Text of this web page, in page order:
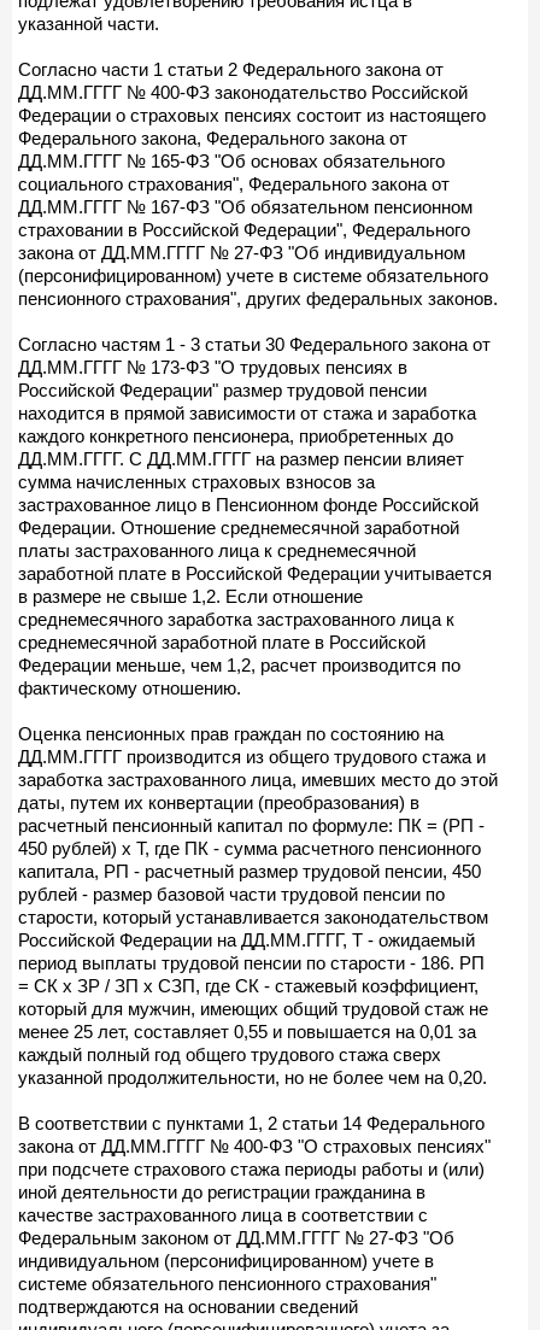
указанной части.
Согласно части 1 статьи 2 Федерального закона от
ДД.ММ.ГГГГ № 400-ФЗ законодательство Российской
Федерации о страховых пенсиях состоит из настоящего
Федерального закона, Федерального закона от
ДД.ММ.ГГГГ № 165-ФЗ "Об основах обязательного
социального страхования", Федерального закона от
ДД.ММ.ГГГГ № 167-ФЗ "Об обязательном пенсионном
страховании в Российской Федерации", Федерального
закона от ДД.ММ.ГГГГ № 27-ФЗ "Об индивидуальном
(персонифицированном) учете в системе обязательного
пенсионного страхования", других федеральных законов.
Согласно частям 1 - 3 статьи 30 Федерального закона от
ДД.ММ.ГГГГ № 173-ФЗ "О трудовых пенсиях в
Российской Федерации" размер трудовой пенсии
находится в прямой зависимости от стажа и заработка
каждого конкретного пенсионера, приобретенных до
ДД.ММ.ГГГГ. С ДД.ММ.ГГГГ на размер пенсии влияет
сумма начисленных страховых взносов за
застрахованное лицо в Пенсионном фонде Российской
Федерации. Отношение среднемесячной заработной
платы застрахованного лица к среднемесячной
заработной плате в Российской Федерации учитывается
в размере не свыше 1,2. Если отношение
среднемесячного заработка застрахованного лица к
среднемесячной заработной плате в Российской
Федерации меньше, чем 1,2, расчет производится по
фактическому отношению.
Оценка пенсионных прав граждан по состоянию на
ДД.ММ.ГГГГ производится из общего трудового стажа и
заработка застрахованного лица, имевших место до этой
даты, путем их конвертации (преобразования) в
расчетный пенсионный капитал по формуле: ПК = (РП -
450 рублей) х Т, где ПК - сумма расчетного пенсионного
капитала, РП - расчетный размер трудовой пенсии, 450
рублей - размер базовой части трудовой пенсии по
старости, который устанавливается законодательством
Российской Федерации на ДД.ММ.ГГГГ, Т - ожидаемый
период выплаты трудовой пенсии по старости - 186. РП
= СК х ЗР / ЗП х СЗП, где СК - стажевый коэффициент,
который для мужчин, имеющих общий трудовой стаж не
менее 25 лет, составляет 0,55 и повышается на 0,01 за
каждый полный год общего трудового стажа сверх
указанной продолжительности, но не более чем на 0,20.
В соответствии с пунктами 1, 2 статьи 14 Федерального
закона от ДД.ММ.ГГГГ № 400-ФЗ "О страховых пенсиях"
при подсчете страхового стажа периоды работы и (или)
иной деятельности до регистрации гражданина в
качестве застрахованного лица в соответствии с
Федеральным законом от ДД.ММ.ГГГГ № 27-ФЗ "Об
индивидуальном (персонифицированном) учете в
системе обязательного пенсионного страхования"
подтверждаются на основании сведений